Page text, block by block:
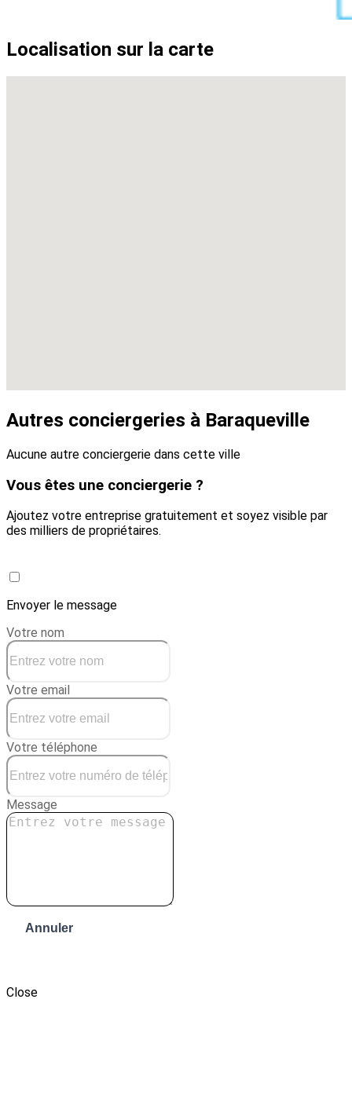
Localisation sur la carte
Autres conciergeries à Baraqueville
Aucune autre conciergerie dans cette ville
Vous êtes une conciergerie ?
Ajoutez votre entreprise gratuitement et soyez visible par
des milliers de propriétaires.
Envoyer le message
Votre nom
Votre email
Votre téléphone
Message
Annuler
Close